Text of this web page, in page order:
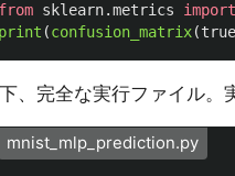
from sklearn.metrics import
print (confusion_matrix(
、完全な実行ファイル。
mnist_mlp_prediction.py